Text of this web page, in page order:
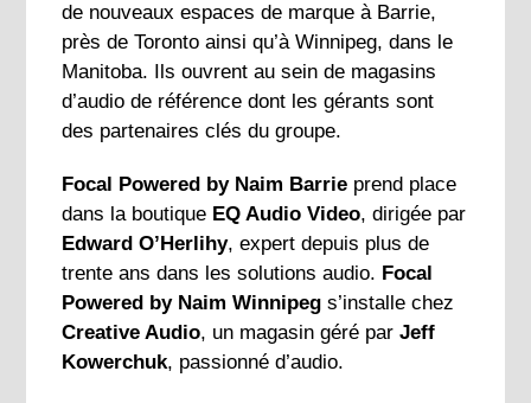
de nouveaux espaces de marque à Barrie,
près de Toronto ainsi qu’à Winnipeg, dans le
Manitoba. Ils ouvrent au sein de magasins
d’audio de référence dont les gérants sont
des partenaires clés du groupe.
Focal Powered by Naim Barrie prend place
dans la boutique EQ Audio Video, dirigée par
Edward O’Herlihy, expert depuis plus de
trente ans dans les solutions audio. Focal
Powered by Naim Winnipeg s’installe chez
Creative Audio, un magasin géré parJeff
Kowerchuk, passionné d’audio.